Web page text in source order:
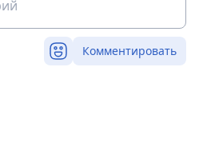
Комментировать